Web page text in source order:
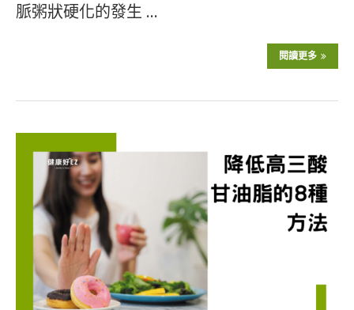
脈粥狀硬化的發生 …
閱讀更多